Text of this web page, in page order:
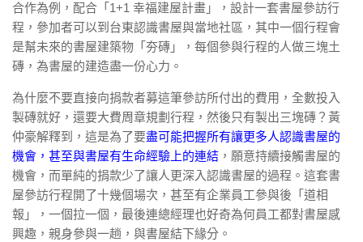
合作為例，配合「1+1 幸福建屋計畫」，設計一套書屋參訪行
程，參加者可以到台東認識書屋與當地社區，其中一個行程會
是幫未來的書屋建築物「夯磚」，每個參與行程的人做三塊土
磚，為書屋的建造盡一份心力。
為什麼不要直接向捐款者募這筆參訪所付出的費用，全數投入
製磚就好，還要大費周章規劃行程，然後只有製出三塊磚？黃
仲豪解釋到，這是為了要盡可能把握所有讓更多人認識書屋的
機會，甚至與書屋有生命經驗上的連結 ，願意持續接觸書屋的
機會，而單純的捐款少了讓人更深入認識書屋的過程。這套書
屋參訪行程開了十幾個場次，甚至有企業員工參與後「道相
報」，一個拉一個，最後連總經理也好奇為何員工都對書屋感
興趣，親身參與一趟，與書屋結下緣分。